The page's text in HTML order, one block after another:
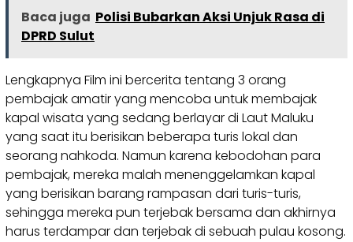
Baca juga Polisi Bubarkan Aksi Unjuk Rasa di
DPRD Sulut
Lengkapnya Film ini bercerita tentang 3 orang
pembajak amatir yang mencoba untuk membajak
kapal wisata yang sedang berlayar di Laut Maluku
yang saat itu berisikan beberapa turis lokal dan
seorang nahkoda. Namun karena kebodohan para
pembajak, mereka malah menenggelamkan kapal
yang berisikan barang rampasan dari turis-turis,
sehingga mereka pun terjebak bersama dan akhirnya
harus terdampar dan terjebak di sebuah pulau kosong.